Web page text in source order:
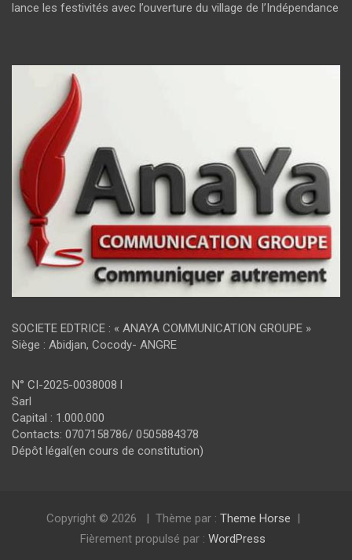
lance les festivités avec l’ouverture du village de l’Indépendance
SOCIETE EDTRICE : « ANAYA COMMUNICATION GROUPE »
Siège : Abidjan, Cocody- ANGRE
N° CI-2025-0038008 l
Sarl
Capital : 1.000.000
Contacts: 0707158786/ 0505884378
Dépôt légal(en cours de constitution)
Copyright © 2026 Thème par : Theme Horse
Fièrement propulsé par : WordPress